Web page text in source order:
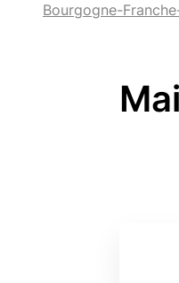
Bourgogne-